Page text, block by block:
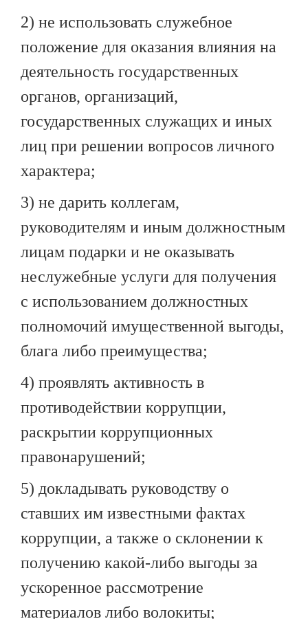
2) не использовать служебное
положение для оказания влияния на
деятельность государственных
органов, организаций,
государственных служащих и иных
лиц при решении вопросов личного
характера;
3) не дарить коллегам,
руководителям и иным должностным
лицам подарки и не оказывать
неслужебные услуги для получения
с использованием должностных
полномочий имущественной выгоды,
блага либо преимущества;
4) проявлять активность в
противодействии коррупции,
раскрытии коррупционных
правонарушений;
5) докладывать руководству о
ставших им известными фактах
коррупции, а также о склонении к
получению какой-либо выгоды за
ускоренное рассмотрение
материалов либо волокиты;